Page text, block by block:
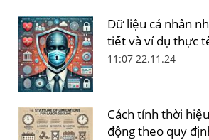
Dữ liệu cá nhân
tiết và ví dụ thực
11:07 22.11.24
Cách tính thời
động theo quy